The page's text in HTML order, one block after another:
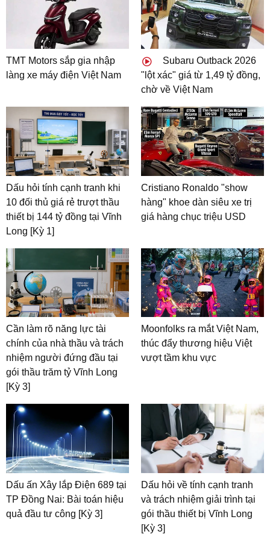
TMT Motors sắp gia nhập
làng xe máy điện Việt Nam
Subaru Outback 2026
"lột xác" giá từ 1,49 tỷ đồng,
chờ về Việt Nam
Dấu hỏi tính cạnh tranh khi
10 đối thủ giá rẻ trượt thầu
thiết bị 144 tỷ đồng tại Vĩnh
Long [Kỳ 1]
Cristiano Ronaldo "show
hàng" khoe dàn siêu xe trị
giá hàng chục triệu USD
Cần làm rõ năng lực tài
chính của nhà thầu và trách
nhiệm người đứng đầu tại
gói thầu trăm tỷ Vĩnh Long
[Kỳ 3]
Moonfolks ra mắt Việt Nam,
thúc đẩy thương hiệu Việt
vượt tầm khu vực
Dấu ấn Xây lắp Điện 689 tại
TP Đồng Nai: Bài toán hiệu
quả đầu tư công [Kỳ 3]
Dấu hỏi về tính cạnh tranh
và trách nhiệm giải trình tại
gói thầu thiết bị Vĩnh Long
[Kỳ 3]